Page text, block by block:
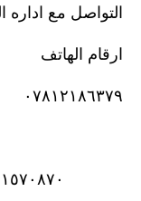
التواصل مع
ارقام الهاتف
٠٧٨١٢١٨٦٣٧٩